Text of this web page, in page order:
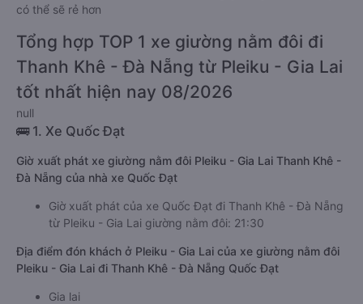
có thể sẽ rẻ hơn
Tổng hợp TOP 1 xe giường nằm đôi đi
Thanh Khê - Đà Nẵng từ Pleiku - Gia Lai
tốt nhất hiện nay 08/2026
null
🚌 1. Xe Quốc Đạt
Giờ xuất phát xe giường nằm đôi Pleiku - Gia Lai Thanh Khê -
Đà Nẵng của nhà xe Quốc Đạt
Giờ xuất phát của xe Quốc Đạt đi Thanh Khê - Đà Nẵng
từ Pleiku - Gia Lai giường nằm đôi: 21:30
Địa điểm đón khách ở Pleiku - Gia Lai của xe giường nằm đôi
Pleiku - Gia Lai đi Thanh Khê - Đà Nẵng Quốc Đạt
Gia lai